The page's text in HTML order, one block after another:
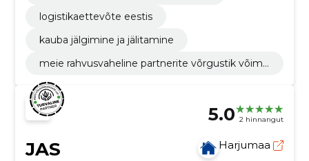
logistikaettevõte eestis
kauba jälgimine ja jälitamine
meie rahvusvaheline partnerite võrgustik võima
a rohkem kui 150 riigis.
5.0 2 hinnangut
JAS
Harjumaa